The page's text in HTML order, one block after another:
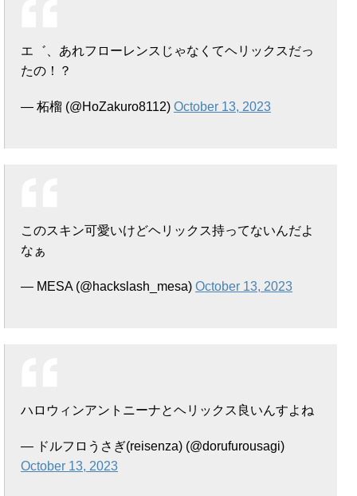
エ゛、あれフローレンスじゃなくてヘリックスだっ
たの！？
— 柘榴 (@HoZakuro8112) October 13, 2023
このスキン可愛いけどヘリックス持ってないんだよ
なぁ
— MESA (@hackslash_mesa) October 13, 2023
ハロウィンアントニーナとヘリックス良いんすよね
— ドルフロうさぎ(reisenza) (@dorufurousagi)
October 13, 2023